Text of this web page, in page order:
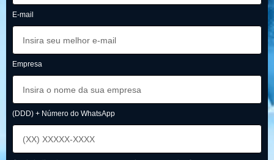
E-mail
Empresa
(DDD) + Número do WhatsApp